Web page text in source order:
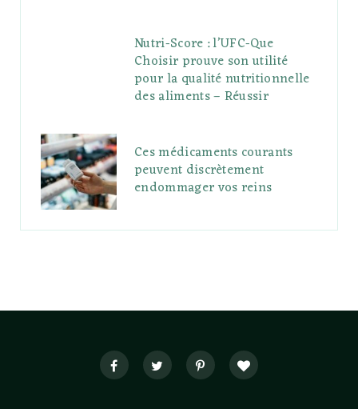
Nutri-Score : l’UFC-Que
Choisir prouve son utilité
pour la qualité nutritionnelle
des aliments – Réussir
Ces médicaments courants
peuvent discrètement
endommager vos reins